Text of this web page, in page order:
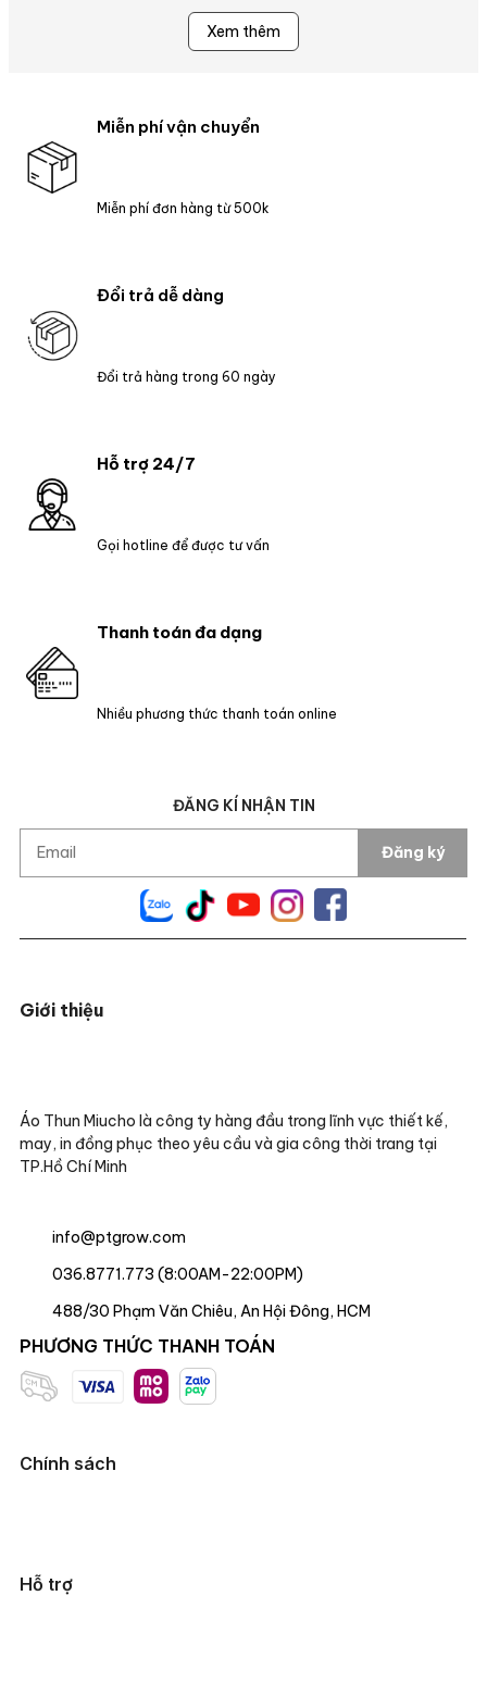
Xem thêm
Đổi trả dễ dàng
Đổi trả hàng trong 60 ngày
Hỗ trợ 24/7
Gọi hotline để được tư vấn
Thanh toán đa dạng
Nhiều phương thức thanh toán online
Miễn phí vận chuyển
Miễn phí đơn hàng từ 500k
ĐĂNG KÍ NHẬN TIN
Đăng ký
Chính sách
Hỗ trợ
Giới thiệu
Áo Thun Miucho là công ty hàng đầu trong lĩnh vực thiết kế,
may, in đồng phục theo yêu cầu và gia công thời trang tại
TP.Hồ Chí Minh
info@ptgrow.com
036.8771.773 (8:00AM-22:00PM)
488/30 Phạm Văn Chiêu, An Hội Đông, HCM
PHƯƠNG THỨC THANH TOÁN